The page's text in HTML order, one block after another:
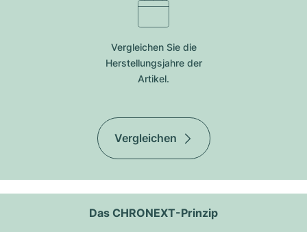
Vergleichen Sie die
Herstellungsjahre der
Artikel.
Vergleichen
Das CHRONEXT-Prinzip